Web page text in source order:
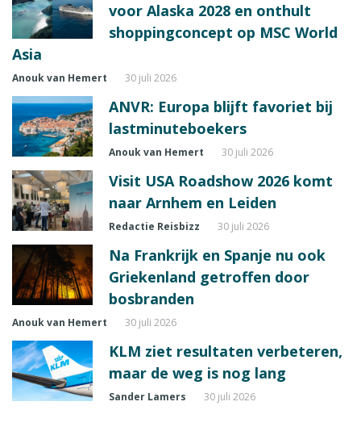
voor Alaska 2028 en onthult
shoppingconcept op MSC World
Asia
Anouk van Hemert 30 juli 2026
ANVR: Europa blijft favoriet bij
lastminuteboekers
Anouk van Hemert 30 juli 2026
Visit USA Roadshow 2026 komt
naar Arnhem en Leiden
Redactie Reisbizz 30 juli 2026
Na Frankrijk en Spanje nu ook
Griekenland getroffen door
bosbranden
Anouk van Hemert 30 juli 2026
KLM ziet resultaten verbeteren,
maar de weg is nog lang
Sander Lamers 30 juli 2026